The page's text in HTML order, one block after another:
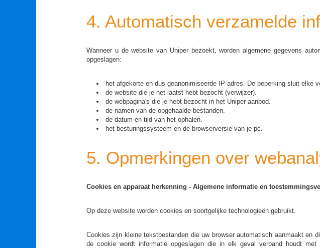
4. Automatisch verzamelde
Wanneer u de website van Uniper bezoekt, worden algemene gegevens
opgeslagen:
het afgekorte en dus geanonimiseerde IP-adres. De beperking sluit elke
de website die je het laatst hebt bezocht (verwijzer).
de webpagina's die je hebt bezocht in het Uniper-aanbod.
de namen van de opgehaalde bestanden.
de datum en tijd van het ophalen.
het besturingssysteem en de browserversie van je pc.
5. Opmerkingen over
Cookies en apparaat herkenning - Algemene informatie en
Op deze website worden cookies en soortgelijke technologieën gebruikt.
Cookies zijn kleine tekstbestanden die uw browser automatisch aanmaakt en
de cookie wordt informatie opgeslagen die in elk geval verband houdt